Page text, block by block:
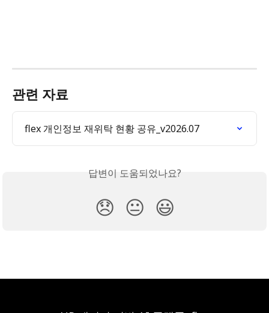
관련 자료
flex 개인정보 재위탁 현황 공유_v2026.07
답변이 도움되었나요?
😞 😐 😃